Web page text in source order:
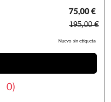
75,00 €
195,00 €
Nuevo sin etiqueta
0)